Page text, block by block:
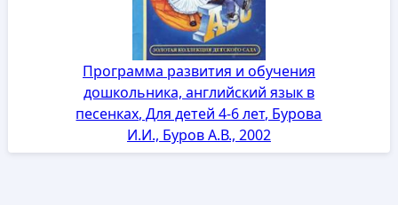
Программа развития и обучения
дошкольника, английский язык в
песенках, Для детей 4-6 лет, Бурова
И.И., Буров А.В., 2002